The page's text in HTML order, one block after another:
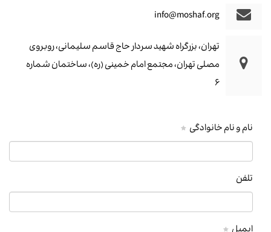
info@moshaf.org
تهران، بزرگراه شهید سردار حاج قاسم سلیمانی، روبروی
مصلی تهران، مجتمع امام خمینی (ره)، ساختمان شماره
۶
نام و نام خانوادگی
تلفن